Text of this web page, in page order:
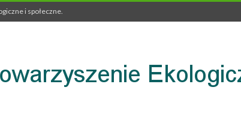
i społeczne.